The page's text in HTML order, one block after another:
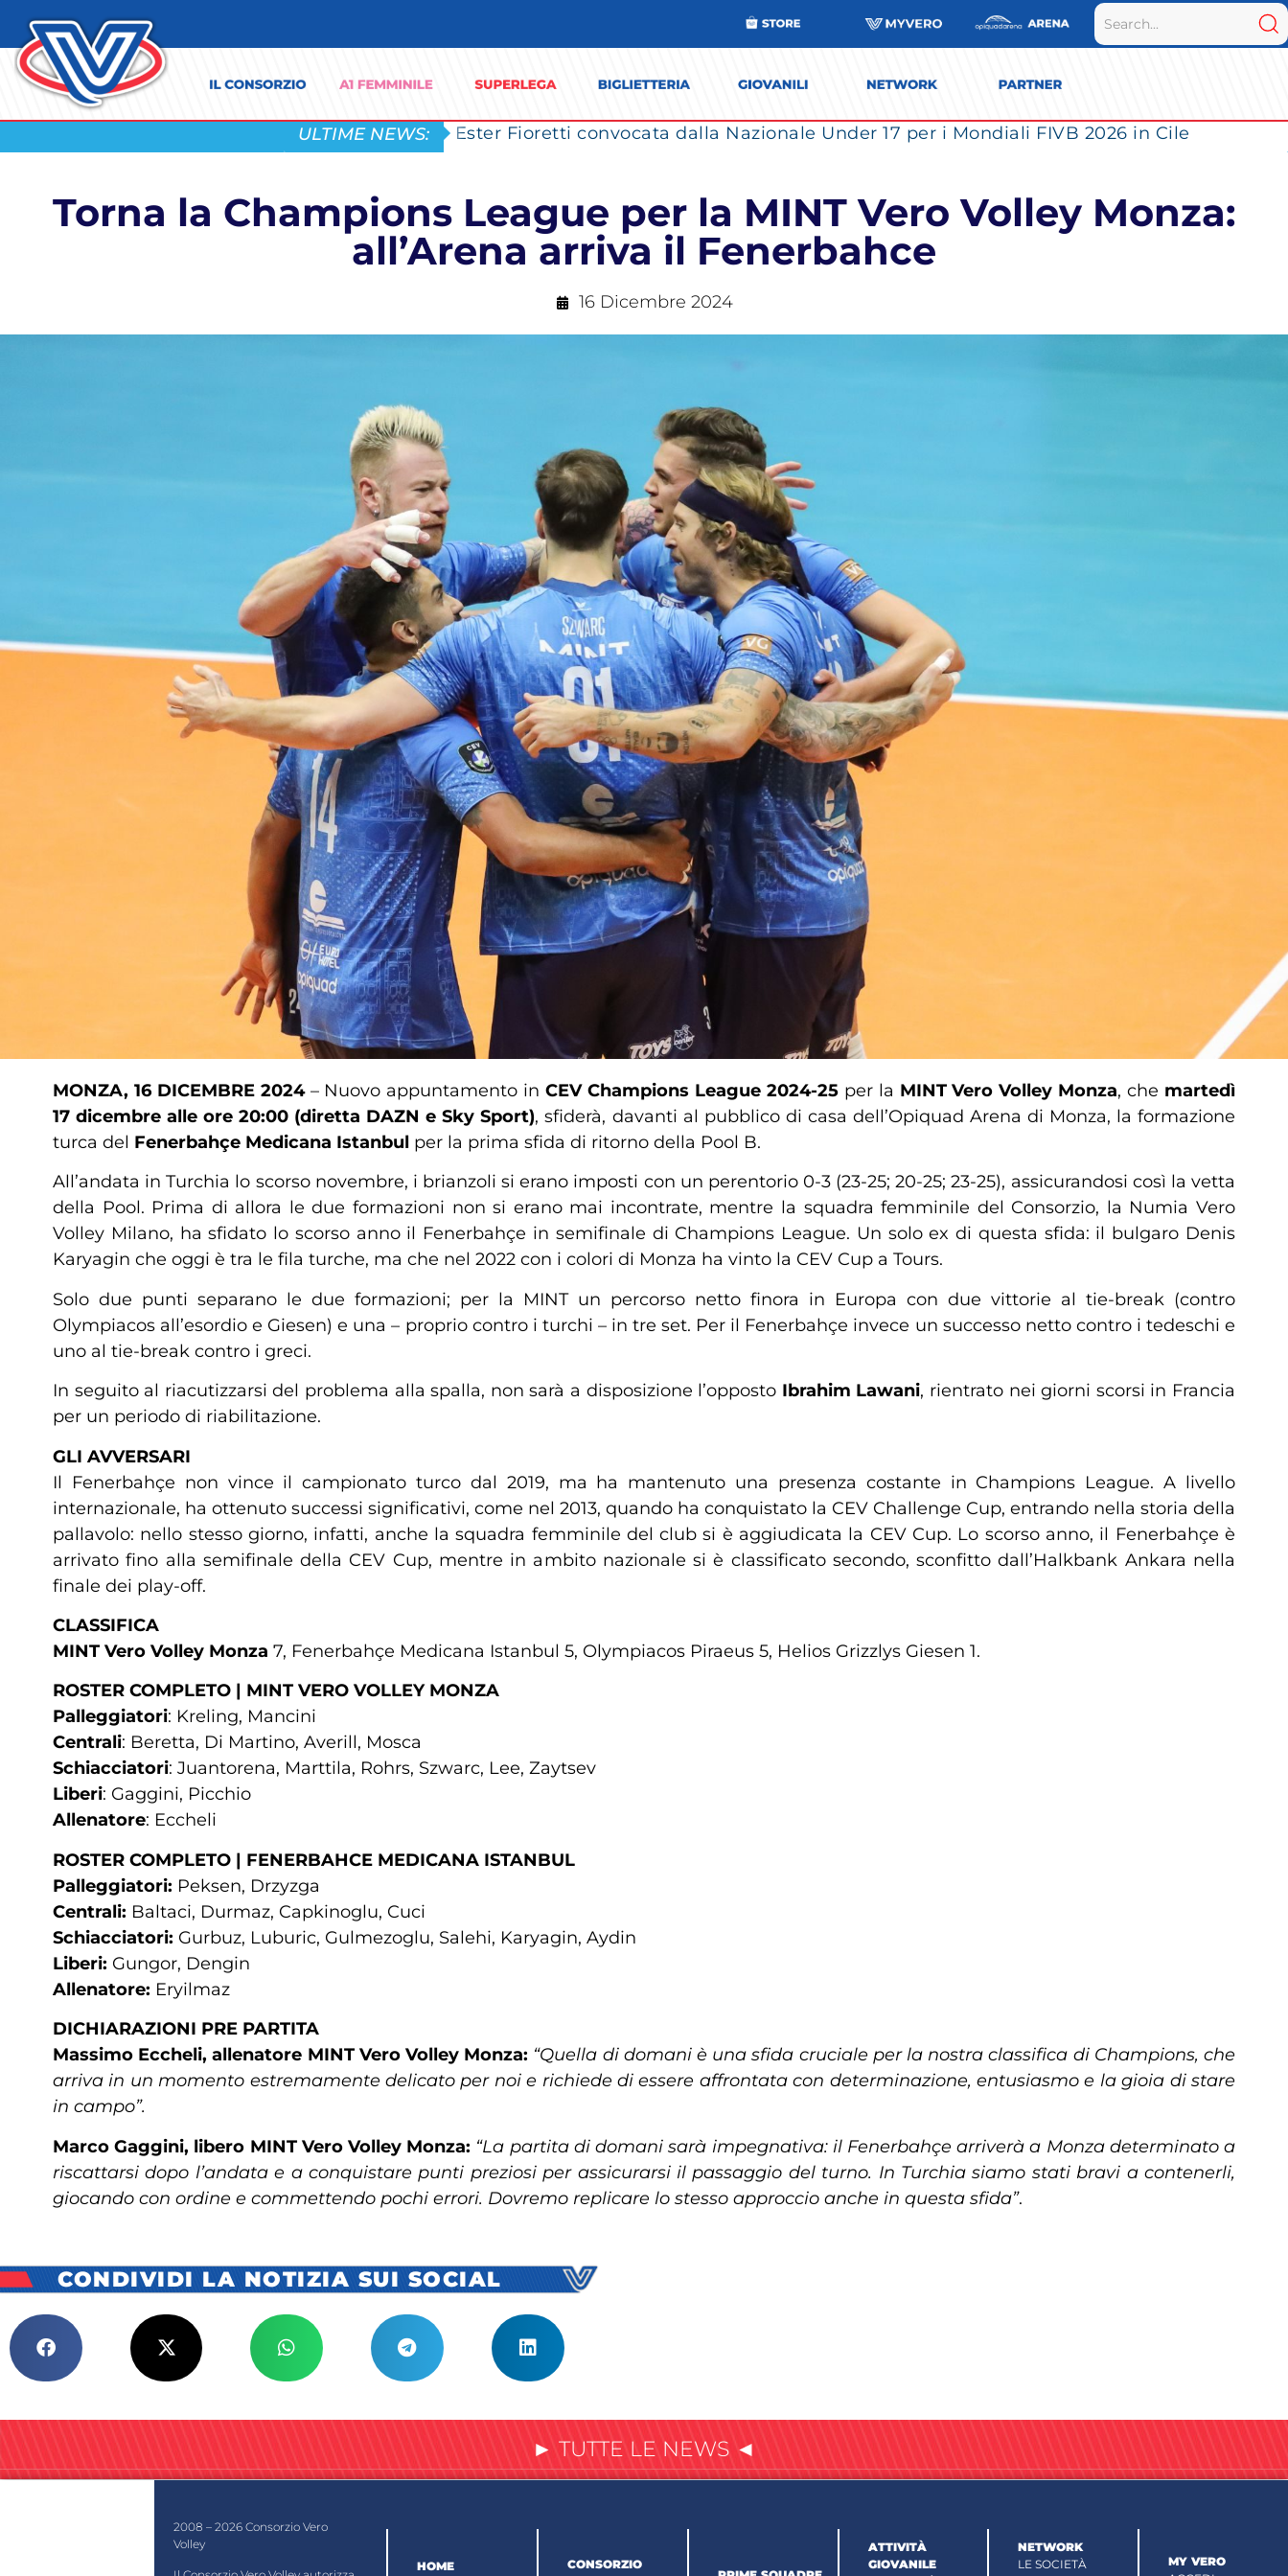
ULTIME NEWS: Ester Fioretti convocata dalla Nazionale Under 17 per i Mondiali FIVB 2026 in Cile
Torna la Champions League per la MINT Vero Volley Monza:
all’Arena arriva il Fenerbahce
16 Dicembre 2024
MONZA, 16 DICEMBRE 2024 – Nuovo appuntamento inCEV Champions League 2024-25per la MINT Vero Volley Monza, che martedì
17 dicembre alle ore 20:00 (diretta DAZN e Sky Sport), sfiderà, davanti al pubblico di casa dell’Opiquad Arena di Monza, la formazione
turca del Fenerbahçe Medicana Istanbul per la prima sfida di ritorno della Pool B.
All’andata in Turchia lo scorso novembre, i brianzoli si erano imposti con un perentorio 0-3 (23-25; 20-25; 23-25), assicurandosi così la vetta
della Pool. Prima di allora le due formazioni non si erano mai incontrate, mentre la squadra femminile del Consorzio, la Numia Vero
Volley Milano, ha sfidato lo scorso anno il Fenerbahçe in semifinale di Champions League. Un solo ex di questa sfida: il bulgaro Denis
Karyagin che oggi è tra le fila turche, ma che nel 2022 con i colori di Monza ha vinto la CEV Cup a Tours.
Solo due punti separano le due formazioni; per la MINT un percorso netto finora in Europa con due vittorie al tie-break (contro
Olympiacos all’esordio e Giesen) e una – proprio contro i turchi – in tre set. Per il Fenerbahçe invece un successo netto contro i tedeschi e
uno al tie-break contro i greci.
In seguito al riacutizzarsi del problema alla spalla, non sarà a disposizione l’opposto Ibrahim Lawani, rientrato nei giorni scorsi in Francia
per un periodo di riabilitazione.
GLI AVVERSARI
Il Fenerbahçe non vince il campionato turco dal 2019, ma ha mantenuto una presenza costante in Champions League. A livello
internazionale, ha ottenuto successi significativi, come nel 2013, quando ha conquistato la CEV Challenge Cup, entrando nella storia della
pallavolo: nello stesso giorno, infatti, anche la squadra femminile del club si è aggiudicata la CEV Cup. Lo scorso anno, il Fenerbahçe è
arrivato fino alla semifinale della CEV Cup, mentre in ambito nazionale si è classificato secondo, sconfitto dall’Halkbank Ankara nella
finale dei play-off.
CLASSIFICA
MINT Vero Volley Monza 7, Fenerbahçe Medicana Istanbul 5, Olympiacos Piraeus 5, Helios Grizzlys Giesen 1.
ROSTER COMPLETO | MINT VERO VOLLEY MONZA
Palleggiatori: Kreling, Mancini
Centrali: Beretta, Di Martino, Averill, Mosca
Schiacciatori: Juantorena, Marttila, Rohrs, Szwarc, Lee, Zaytsev
Liberi: Gaggini, Picchio
Allenatore: Eccheli
ROSTER COMPLETO | FENERBAHCE MEDICANA ISTANBUL
Palleggiatori: Peksen, Drzyzga
Centrali: Baltaci, Durmaz, Capkinoglu, Cuci
Schiacciatori: Gurbuz, Luburic, Gulmezoglu, Salehi, Karyagin, Aydin
Liberi: Gungor, Dengin
Allenatore: Eryilmaz
DICHIARAZIONI PRE PARTITA
Massimo Eccheli, allenatore MINT Vero Volley Monza: “Quella di domani è una sfida cruciale per la nostra classifica di Champions, che
arriva in un momento estremamente delicato per noi e richiede di essere affrontata con determinazione, entusiasmo e la gioia di stare
in campo”.
Marco Gaggini, libero MINT Vero Volley Monza: “La partita di domani sarà impegnativa: il Fenerbahçe arriverà a Monza determinato a
riscattarsi dopo l’andata e a conquistare punti preziosi per assicurarsi il passaggio del turno. In Turchia siamo stati bravi a contenerli,
giocando con ordine e commettendo pochi errori. Dovremo replicare lo stesso approccio anche in questa sfida”.
CONDIVIDI LA NOTIZIA SUI SOCIAL
► TUTTE LE NEWS ◄
2008 – 2026 Consorzio Vero
Volley
HOME
CONSORZIO
ATTIVITÀ
GIOVANILE
NETWORK
LE SOCIETÀ
MY VERO